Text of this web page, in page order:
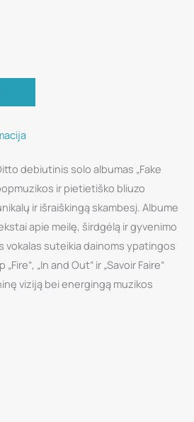
debiutinis solo albumas „Fake
ir pietietiško bliuzo
ir išraiškingą skambesį. Albume
apie meilę, širdgėlą ir gyvenimo
vokalas suteikia dainoms ypatingos
„In and Out“ ir „Savoir Faire“
viziją bei energingą muzikos